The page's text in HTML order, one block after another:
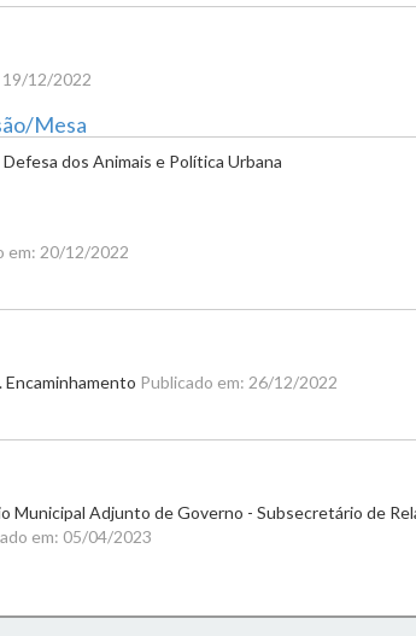
19/12/2022
Mesa
dos Animais e Política Urbana
em: 20/12/2022
Publicado em: 26/12/2022
Municipal Adjunto de Governo - Subsecretário de
em: 05/04/2023